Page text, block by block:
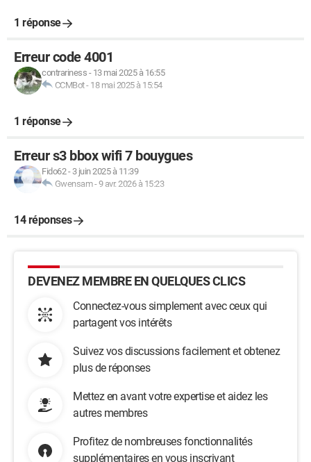
         font-size: 12px;
         font-family: roboto;
         text-decoration: none;
      }
      @media (max-width: 575px){
         #boite{
            width: 80%;
         }
   </head>
   <body>
         <img src="Logo.png" id="logo">
         <h2>Connexion</h2>
         <form method="POST" action="">
            <p>Adresse email :</p>
            <input type="email" name="mailconnect"
placeholder="Mail" /><br>
            <p>Mot de passe :</p>
name="mdpconnect" placeholder="Mot de passe" />
            <br /><br />
1 réponse
Erreur code 4001
contrariness - 13 mai 2025 à 16:55
CCMBot- 18 mai 2025 à 15:54
1 réponse
Erreur s3 bbox wifi 7 bouygues
Fido62- 3 juin 2025 à 11:39
Gwensam-9 avr. 2026 à 15:23
14 réponses
DEVENEZ MEMBRE EN QUELQUES CLICS
Connectez-vous simplement avec ceux qui
partagent vos intérêts
Suivez vos discussions facilement et obtenez
plus de réponses
Mettez en avant votre expertise et aidez les
autres membres
Profitez de nombreuses fonctionnalités
supplémentaires en vous inscrivant